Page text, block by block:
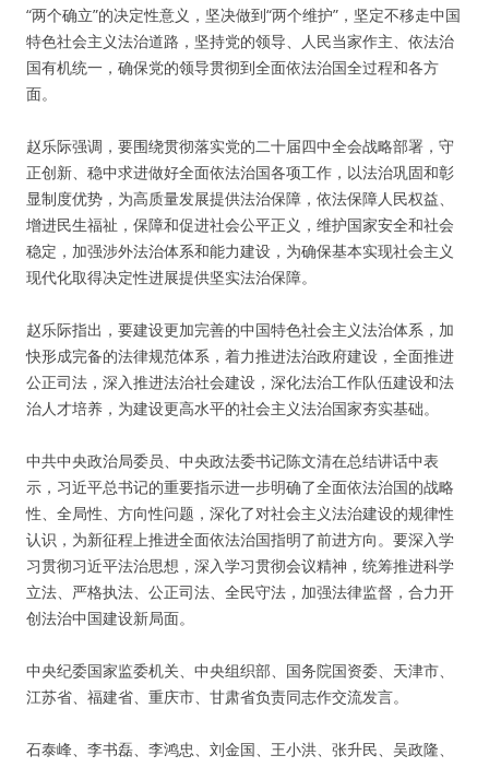
“两个确立”的决定性意义，坚决做到“两个维护”，坚定不移走中国
特色社会主义法治道路，坚持党的领导、人民当家作主、依法治
国有机统一，确保党的领导贯彻到全面依法治国全过程和各方
面。
赵乐际强调，要围绕贯彻落实党的二十届四中全会战略部署，守
正创新、稳中求进做好全面依法治国各项工作，以法治巩固和彰
显制度优势，为高质量发展提供法治保障，依法保障人民权益、
增进民生福祉，保障和促进社会公平正义，维护国家安全和社会
稳定，加强涉外法治体系和能力建设，为确保基本实现社会主义
现代化取得决定性进展提供坚实法治保障。
赵乐际指出，要建设更加完善的中国特色社会主义法治体系，加
快形成完备的法律规范体系，着力推进法治政府建设，全面推进
公正司法，深入推进法治社会建设，深化法治工作队伍建设和法
治人才培养，为建设更高水平的社会主义法治国家夯实基础。
中共中央政治局委员、中央政法委书记陈文清在总结讲话中表
示，习近平总书记的重要指示进一步明确了全面依法治国的战略
性、全局性、方向性问题，深化了对社会主义法治建设的规律性
认识，为新征程上推进全面依法治国指明了前进方向。要深入学
习贯彻习近平法治思想，深入学习贯彻会议精神，统筹推进科学
立法、严格执法、公正司法、全民守法，加强法律监督，合力开
创法治中国建设新局面。
中央纪委国家监委机关、中央组织部、国务院国资委、天津市、
江苏省、福建省、重庆市、甘肃省负责同志作交流发言。
石泰峰、李书磊、李鸿忠、刘金国、王小洪、张升民、吴政隆、